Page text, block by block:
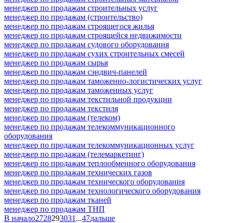
менеджер по продажам строительных услуг
менеджер по продажам (строительство)
менеджер по продажам строящегося жилья
менеджер по продажам строящейся недвижимости
менеджер по продажам судового оборудования
менеджер по продажам сухих строительных смесей
менеджер по продажам сырья
менеджер по продажам сэндвич-панелей
менеджер по продажам таможенно-логистических услуг
менеджер по продажам таможенных услуг
менеджер по продажам текстильной продукции
менеджер по продажам текстиля
менеджер по продажам (телеком)
менеджер по продажам телекоммуникационного
оборудования
менеджер по продажам телекоммуникационных услуг
менеджер по продажам (телемаркетинг)
менеджер по продажам теплообменного оборудования
менеджер по продажам технических газов
менеджер по продажам технического оборудования
менеджер по продажам технологического оборудования
менеджер по продажам тканей
менеджер по продажам ТНП
В начало2728293031 ...47дальше